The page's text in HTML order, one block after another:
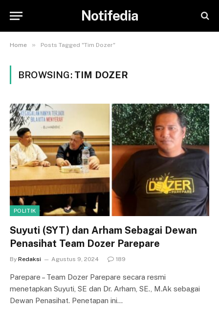
Notifedia
Home » Posts Tagged "Tim Dozer"
BROWSING: TIM DOZER
POLITIK
Suyuti (SYT) dan Arham Sebagai Dewan
Penasihat Team Dozer Parepare
By Redaksi Agustus 9, 2024 189
Parepare – Team Dozer Parepare secara resmi
menetapkan Suyuti, SE dan Dr. Arham, SE., M.Ak sebagai
Dewan Penasihat. Penetapan ini…